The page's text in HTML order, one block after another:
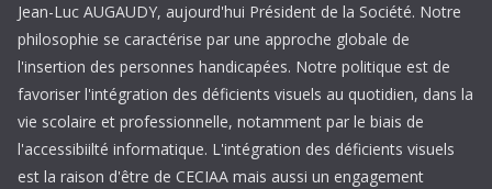
Jean-Luc AUGAUDY, aujourd'hui Président de la Société. Notre
philosophie se caractérise par une approche globale de
l'insertion des personnes handicapées. Notre politique est de
favoriser l'intégration des déficients visuels au quotidien, dans la
vie scolaire et professionnelle, notamment par le biais de
l'accessibiilté informatique. L'intégration des déficients visuels
est la raison d'être de CECIAA mais aussi un engagement